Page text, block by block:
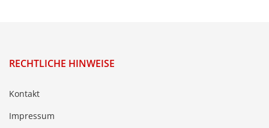
RECHTLICHE HINWEISE
Kontakt
Impressum